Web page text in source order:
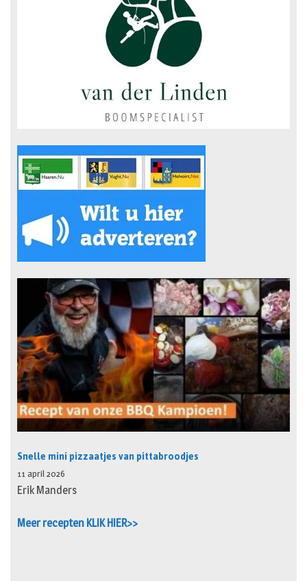
Snelle mini pizzaatjes van pittabroodjes
11 april 2026
Erik Manders
Meer recepten KLIK HIER>>